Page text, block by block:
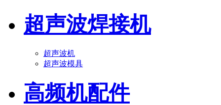
超声波焊接机
超声波机
超声波模具
高频机配件